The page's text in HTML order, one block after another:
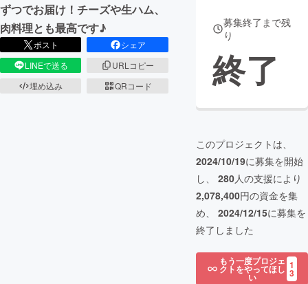
ずつでお届け！チーズや生ハム、
肉料理とも最高です♪
ポスト
シェア
LINEで送る
URLコピー
埋め込み
QRコード
募集終了まで残
り
終了
このプロジェクトは、
2024/10/19に募集を開始
し、 280人の支援により
2,078,400円の資金を集
め、 2024/12/15に募集を
終了しました
もう一度プロジェ
クトをやってほし
い
1
3